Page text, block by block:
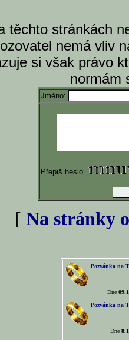
těchto stránkách
nemá vliv
si však právo
normám
Jméno:
Přepiš heslo
[ Na stránky
Pozvánka na
Dne
Pozvánka na
Dne